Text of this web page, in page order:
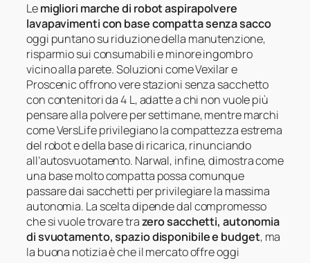
Lemigliori marche di robot aspirapolvere
lavapavimenti con base compatta senza sacco
oggi puntano su riduzione della manutenzione,
risparmio sui consumabili e minore ingombro
vicino alla parete. Soluzioni come Vexilar e
Proscenic offrono vere stazioni senza sacchetto
con contenitori da 4 L, adatte a chi non vuole più
pensare alla polvere per settimane, mentre marchi
come VersLife privilegiano la compattezza estrema
del robot e della base di ricarica, rinunciando
all’autosvuotamento. Narwal, infine, dimostra come
una base molto compatta possa comunque
passare dai sacchetti per privilegiare la massima
autonomia. La scelta dipende dal compromesso
che si vuole trovare trazero sacchetti, autonomia
di svuotamento, spazio disponibile e budget, ma
la buona notizia è che il mercato offre oggi